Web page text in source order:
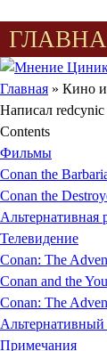
Вы здесь
Главная » Кино и
Написал redcynic
Contents
Фильмы
Conan the
Conan the
Альтернативная
Телевидение
Conan: The
Conan and the
Conan: The
Альтернативный
Примечания